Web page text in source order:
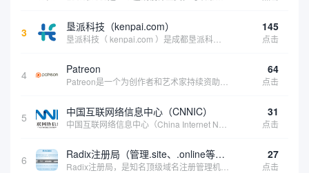
3 垦派科技（kenpai.com） 145
点击
4 Patreon 64
点击
5 中国互联网络信息中心（CNNIC） 31
点击
6 Radix注册局（管理.site、.online等顶级域名） 27
点击